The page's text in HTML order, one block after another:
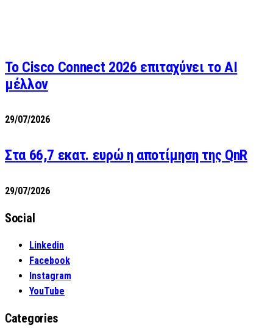
Το Cisco Connect 2026 επιταχύνει το AI
μέλλον
29/07/2026
Στα 66,7 εκατ. ευρώ η αποτίμηση της QnR
29/07/2026
Social
Linkedin
Facebook
Instagram
YouTube
Categories